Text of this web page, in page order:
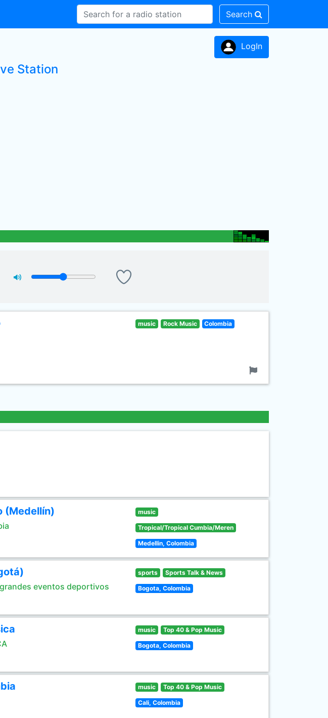
Search
LogIn
Station
music Rock Music Colombia
(Medellín) music
Tropical/Tropical Cumbia/Meren
Medellin, Colombia
eventos deportivos
sports Sports Talk & News
Bogota, Colombia
music Top 40 & Pop Music
Bogota, Colombia
music Top 40 & Pop Music
Cali, Colombia